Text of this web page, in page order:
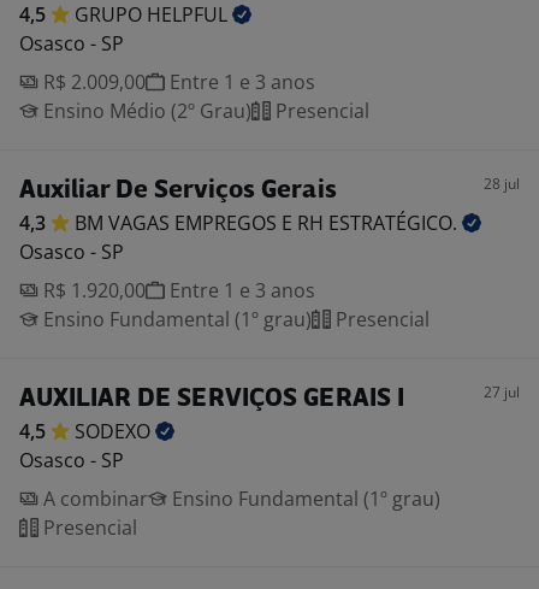
4,5 GRUPO HELPFUL
Osasco - SP
R$ 2.009,00
Entre 1 e 3 anos
Ensino Médio (2º Grau)
Presencial
Auxiliar De Serviços Gerais 28 jul
4,3 BM VAGAS EMPREGOS E RH ESTRATÉGICO.
Osasco - SP
R$ 1.920,00
Entre 1 e 3 anos
Ensino Fundamental (1º grau)
Presencial
AUXILIAR DE SERVIÇOS GERAIS I 27 jul
4,5
SODEXO
Osasco - SP
A combinar
Ensino Fundamental (1º grau)
Presencial